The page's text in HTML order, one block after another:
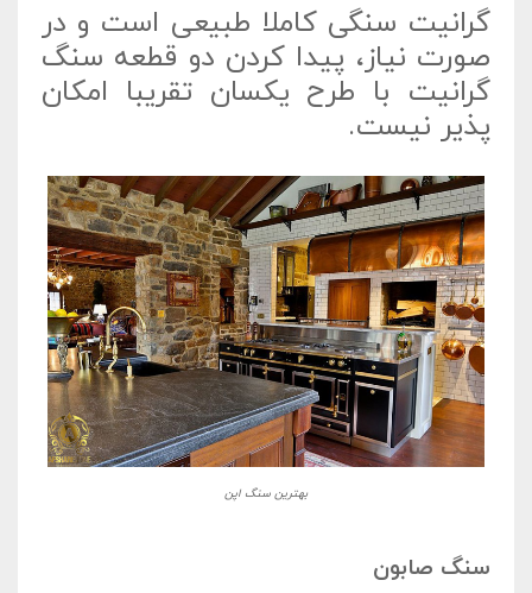
گرانیت سنگی کاملا طبیعی است و در
صورت نیاز، پیدا کردن دو قطعه سنگ
گرانیت با طرح یکسان تقریبا امکان
پذیر نیست.
بهترین سنگ اپن
سنگ صابون